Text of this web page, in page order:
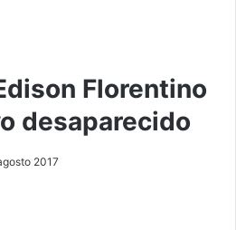
Florentino
desaparecido
2017